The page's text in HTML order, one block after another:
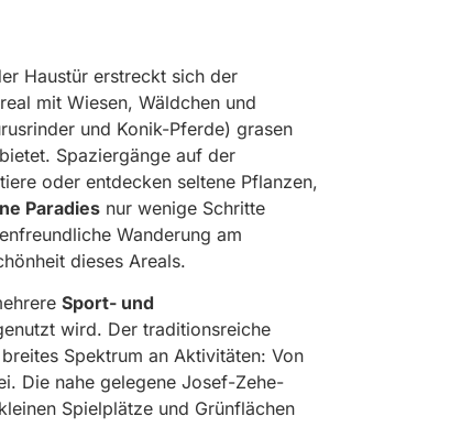
Haustür erstreckt sich der
mit Wiesen, Wäldchen und
und Konik-Pferde) grasen
Spaziergänge auf der
oder entdecken seltene Pflanzen,
Paradies nur wenige Schritte
Wanderung am
dieses Areals.
Sport- und
wird. Der traditionsreiche
Spektrum an Aktivitäten: Von
Die nahe gelegene Josef-Zehe-
Spielplätze und Grünflächen